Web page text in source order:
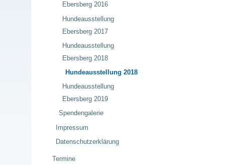
Ebersberg 2016
Hundeausstellung
Ebersberg 2017
Hundeausstellung
Ebersberg 2018
Hundeausstellung 2018
Hundeausstellung
Ebersberg 2019
Spendengalerie
Impressum
Datenschutzerklärung
Termine